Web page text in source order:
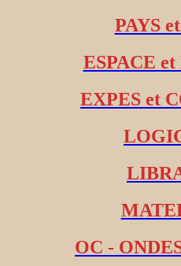
PAYS
ESPACE
EXPES et
OC -